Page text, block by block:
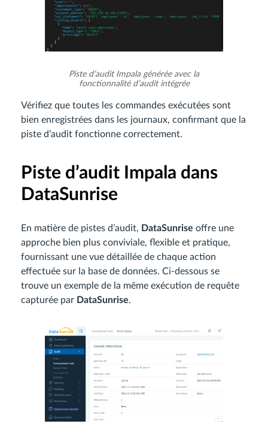
Piste d’audit Impala générée avec la
fonctionnalité d’audit intégrée
Vérifiez que toutes les commandes exécutées sont
bien enregistrées dans les journaux, confirmant que la
piste d’audit fonctionne correctement.
Piste d’audit Impala dans
DataSunrise
En matière de pistes d’audit, DataSunrise offre une
approche bien plus conviviale, flexible et pratique,
fournissant une vue détaillée de chaque action
effectuée sur la base de données. Ci-dessous se
trouve un exemple de la même exécution de requête
capturée par DataSunrise.